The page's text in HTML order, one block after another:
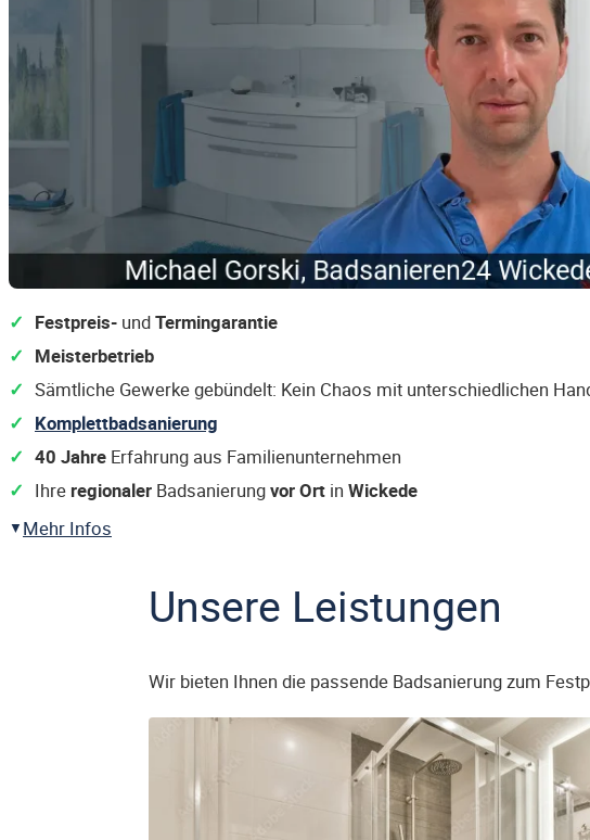
Festpreis- undTermingarantie
Meisterbetrieb
Sämtliche Gewerke gebündelt: Kein Chaos mit unterschiedlichen
Komplettbadsanierung
40 Jahre Erfahrung aus Familienunternehmen
Ihre regionaler Badsanierungvor Ort in Wickede
Mehr Infos
Unsere Leistungen
Wir bieten Ihnen die passende Badsanierung zum